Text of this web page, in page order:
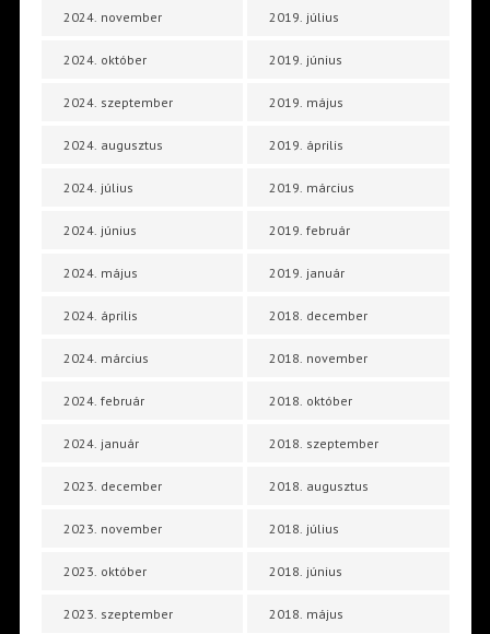
2024. november
2024. október
2024. szeptember
2024. augusztus
2024. július
2024. június
2024. május
2024. április
2024. március
2024. február
2024. január
2023. december
2023. november
2023. október
2023. szeptember
2019. július
2019. június
2019. május
2019. április
2019. március
2019. február
2019. január
2018. december
2018. november
2018. október
2018. szeptember
2018. augusztus
2018. július
2018. június
2018. május